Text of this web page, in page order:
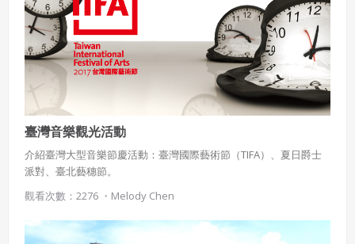
臺灣音樂觀光活動
介紹臺灣大型音樂節慶活動：臺灣國際藝術節（TIFA）、夏日爵士
派對、臺北藝穗節。
觀看次數：2276 ・ Melody Chen